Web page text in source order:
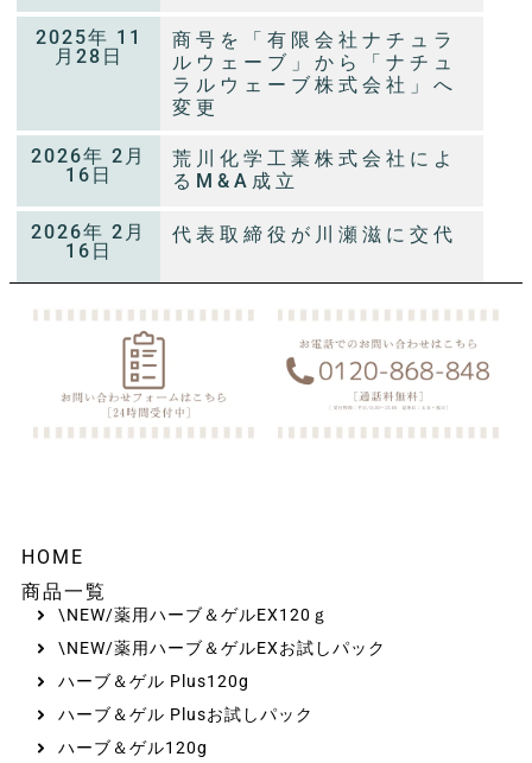
2025年 11
月28日
商号を「有限会社ナチュラ
ルウェーブ」から「ナチュ
ラルウェーブ株式会社」へ
変更
2026年 2月
16日​
荒川化学工業株式会社によ
るM&A成立
2026年 2月
16日​
代表取締役が川瀬滋に交代
HOME
商品一覧
\NEW/薬用ハーブ＆ゲルEX120ｇ
\NEW/薬用ハーブ＆ゲルEXお試しパック
ハーブ＆ゲル Plus120g
ハーブ＆ゲル Plusお試しパック
ハーブ＆ゲル120g